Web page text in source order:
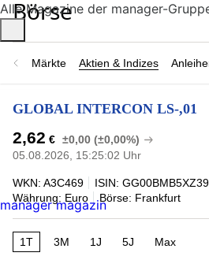
Märkte Aktien & Indizes
GLOBAL INTERCON LS-,01
2,62 € ±0,00 (±0,00%)
05.08.2026, 15:25:02 Uhr
WKN: A3C469 ISIN: GG00BMB5XZ39
Währung: Euro
Börse: Frankfurt
1T 3M 1J 5J Max
Alle Magazine der manager-
manager magazin